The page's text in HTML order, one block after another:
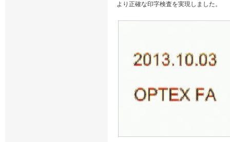
より正確な印字検査を実現しました。